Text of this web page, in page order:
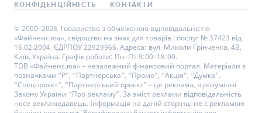
КОНФІДЕНЦІЙНІСТЬ КОНТАКТИ
© 2000–2026 Товариство з обмеженою відповідальністю
«Файненс.юа», свідоцтво на знак для товарів і послуг № 37423 від
16.02.2004, ЄДРПОУ 22929966. Адреса: вул. Миколи Грінченка, 4В,
Київ, Україна. Графік роботи: Пн–Пт 9:00–18:00.
ТОВ «Файненс.юа» – незалежний фінансовий портал. Матеріали з
позначками “Р”, “Партнерська”, “Промо”, “Акція”, “Думка”,
“Спецпроєкт”, “Партнерський проєкт” – це реклама, в розумінні
Закону України “Про рекламу”. За зміст реклами відповідальність
несе рекламодавець. Інформація на даній сторінці не є рекламою